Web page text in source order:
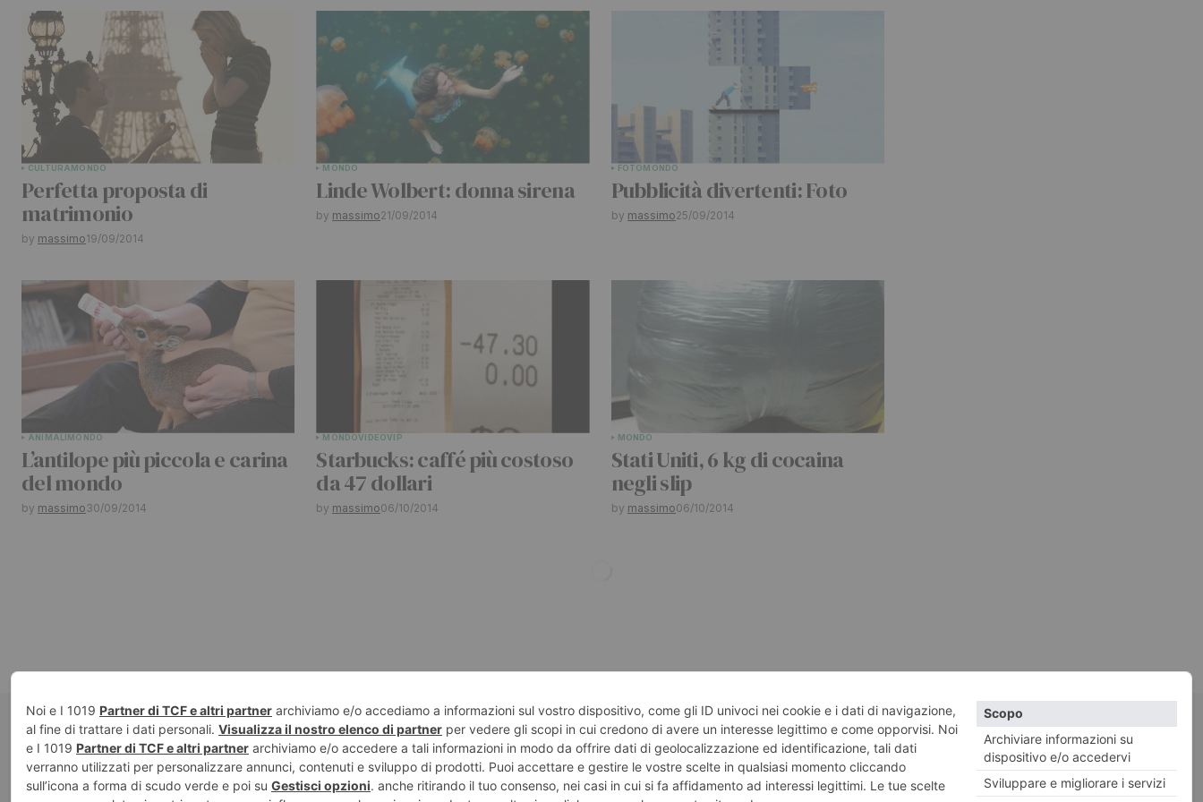
contrassegnati
Comment
CULTURAMONDO
Perfetta proposta di
matrimonio
by massimo19/09/2014
MONDO
Linde Wolbert: donna sirena
by massimo21/09/2014
FOTOMONDO
Pubblicità divertenti: Foto
by massimo25/09/2014
ANIMALIMONDO
L’antilope più piccola e carina
del mondo
by massimo30/09/2014
MONDOVIDEOVIP
Starbucks: caffé più costoso
da 47 dollari
by massimo06/10/2014
MONDO
Stati Uniti, 6 kg di cocaina
negli slip
by massimo06/10/2014